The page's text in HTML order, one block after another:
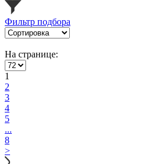
Фильтр подбора
На странице:
1
2
3
4
5
...
8
>